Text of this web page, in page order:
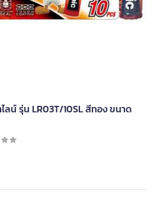
ลน์ รุ่น LR03T/10SL สีทอง ขนาด